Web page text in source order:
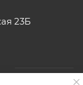
23Б